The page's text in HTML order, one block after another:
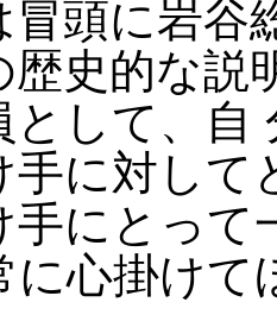
頭に岩谷
歴史的な説
として、自
手に対して
手にとっ
に心掛け